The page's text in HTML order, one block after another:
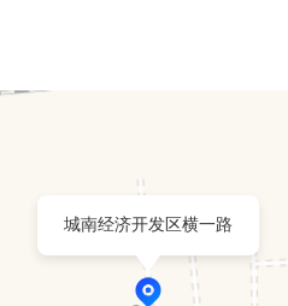
城南经济开发区横一路